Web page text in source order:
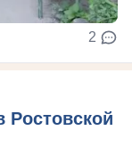
2
Ростовской